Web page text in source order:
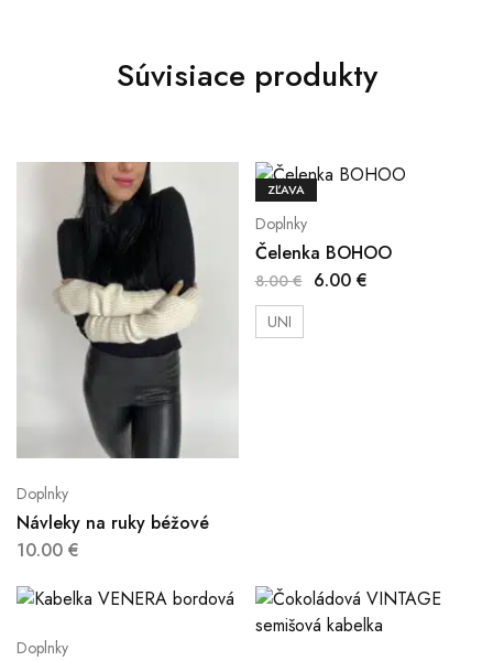
Súvisiace produkty
Doplnky
Návleky na ruky béžové
10.00 €
ZĽAVA
Doplnky
Čelenka BOHOO
8.00€ 6.00 €
UNI
Doplnky